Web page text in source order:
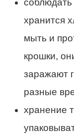
соблюдать
хранится
мыть и
крошки,
заражают
разные
хранение